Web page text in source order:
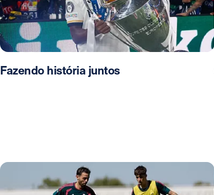
Fazendo história juntos